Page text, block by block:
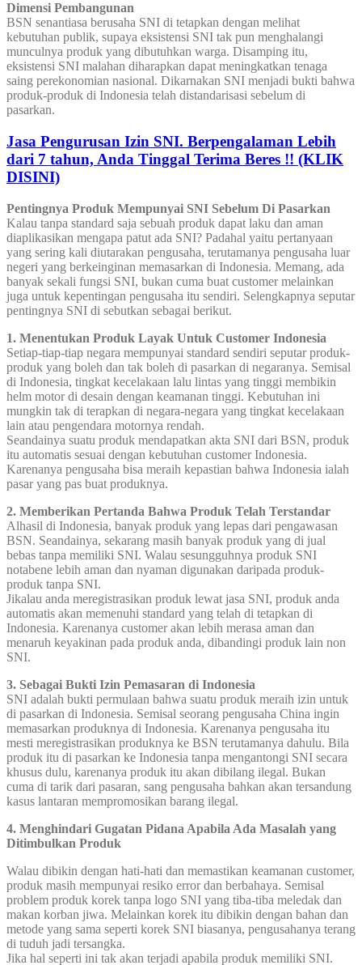
Dimensi Pembangunan
BSN senantiasa berusaha SNI di tetapkan dengan melihat
kebutuhan publik, supaya eksistensi SNI tak pun menghalangi
munculnya produk yang dibutuhkan warga. Disamping itu,
eksistensi SNI malahan diharapkan dapat meningkatkan tenaga
saing perekonomian nasional. Dikarnakan SNI menjadi bukti bahwa
produk-produk di Indonesia telah distandarisasi sebelum di
pasarkan.
Jasa Pengurusan Izin SNI. Berpengalaman Lebih
dari 7 tahun, Anda Tinggal Terima Beres !! (KLIK
DISINI)
Pentingnya Produk Mempunyai SNI Sebelum Di Pasarkan
Kalau tanpa standard saja sebuah produk dapat laku dan aman
diaplikasikan mengapa patut ada SNI? Padahal yaitu pertanyaan
yang sering kali diutarakan pengusaha, terutamanya pengusaha luar
negeri yang berkeinginan memasarkan di Indonesia. Memang, ada
banyak sekali fungsi SNI, bukan cuma buat customer melainkan
juga untuk kepentingan pengusaha itu sendiri. Selengkapnya seputar
pentingnya SNI di sebutkan sebagai berikut.
1. Menentukan Produk Layak Untuk Customer Indonesia
Setiap-tiap-tiap negara mempunyai standard sendiri seputar produk-
produk yang boleh dan tak boleh di pasarkan di negaranya. Semisal
di Indonesia, tingkat kecelakaan lalu lintas yang tinggi membikin
helm motor di desain dengan keamanan tinggi. Kebutuhan ini
mungkin tak di terapkan di negara-negara yang tingkat kecelakaan
lain atau pengendara motornya rendah.
Seandainya suatu produk mendapatkan akta SNI dari BSN, produk
itu automatis sesuai dengan kebutuhan customer Indonesia.
Karenanya pengusaha bisa meraih kepastian bahwa Indonesia ialah
pasar yang pas buat produknya.
2. Memberikan Pertanda Bahwa Produk Telah Terstandar
Alhasil di Indonesia, banyak produk yang lepas dari pengawasan
BSN. Seandainya, sekarang masih banyak produk yang di jual
bebas tanpa memiliki SNI. Walau sesungguhnya produk SNI
notabene lebih aman dan nyaman digunakan daripada produk-
produk tanpa SNI.
Jikalau anda meregistrasikan produk lewat jasa SNI, produk anda
automatis akan memenuhi standard yang telah di tetapkan di
Indonesia. Karenanya customer akan lebih merasa aman dan
menaruh keyakinan pada produk anda, dibandingi produk lain non
SNI.
3. Sebagai Bukti Izin Pemasaran di Indonesia
SNI adalah bukti permulaan bahwa suatu produk meraih izin untuk
di pasarkan di Indonesia. Semisal seorang pengusaha China ingin
memasarkan produknya di Indonesia. Karenanya pengusaha itu
mesti meregistrasikan produknya ke BSN terutamanya dahulu. Bila
produk itu di pasarkan ke Indonesia tanpa mengantongi SNI secara
khusus dulu, karenanya produk itu akan dibilang ilegal. Bukan
cuma di tarik dari pasaran, sang pengusaha bahkan akan tersandung
kasus lantaran mempromosikan barang ilegal.
4. Menghindari Gugatan Pidana Apabila Ada Masalah yang
Ditimbulkan Produk
Walau dibikin dengan hati-hati dan memastikan keamanan customer,
produk masih mempunyai resiko error dan berbahaya. Semisal
problem produk korek tanpa logo SNI yang tiba-tiba meledak dan
makan korban jiwa. Melainkan korek itu dibikin dengan bahan dan
metode yang sama seperti korek SNI biasanya, pengusahanya terang
di tuduh jadi tersangka.
Jika hal seperti ini tak akan terjadi apabila produk memiliki SNI.